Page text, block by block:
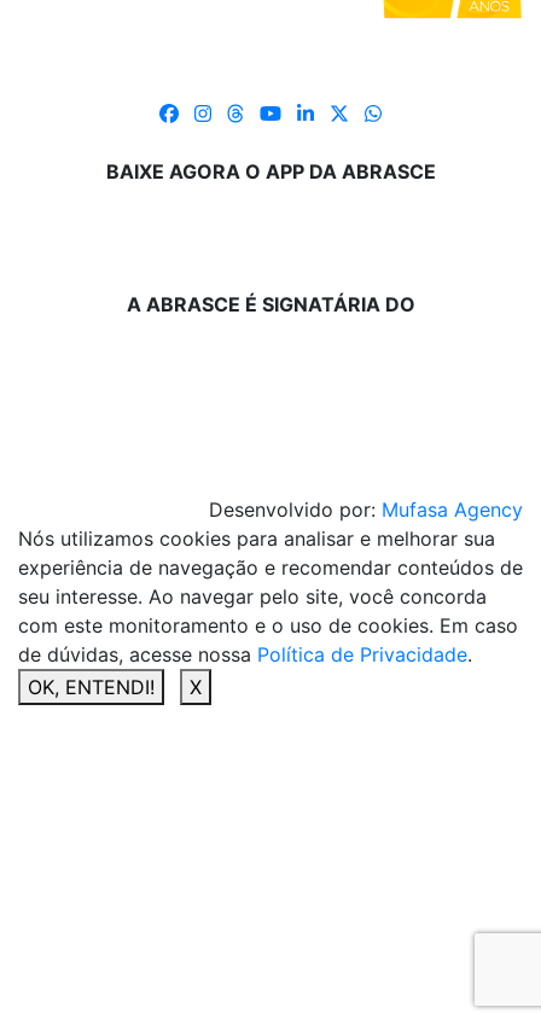
BAIXE AGORA O APP DA ABRASCE
A ABRASCE É SIGNATÁRIA DO
Desenvolvido por: Mufasa Agency
Nós utilizamos cookies para analisar e melhorar sua
experiência de navegação e recomendar conteúdos de
seu interesse. Ao navegar pelo site, você concorda
com este monitoramento e o uso de cookies. Em caso
de dúvidas, acesse nossa Política de Privacidade.
OK, ENTENDI!
X